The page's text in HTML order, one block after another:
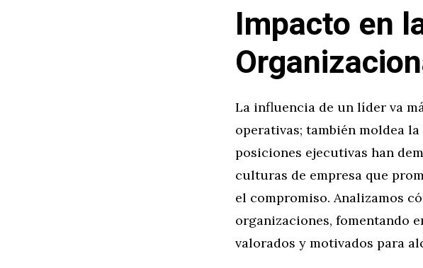
Impacto en
La influencia de un líder va
operativas; también moldea
posiciones ejecutivas han
culturas de empresa que
el compromiso. Analizamos
organizaciones, fomentando
valorados y motivados para